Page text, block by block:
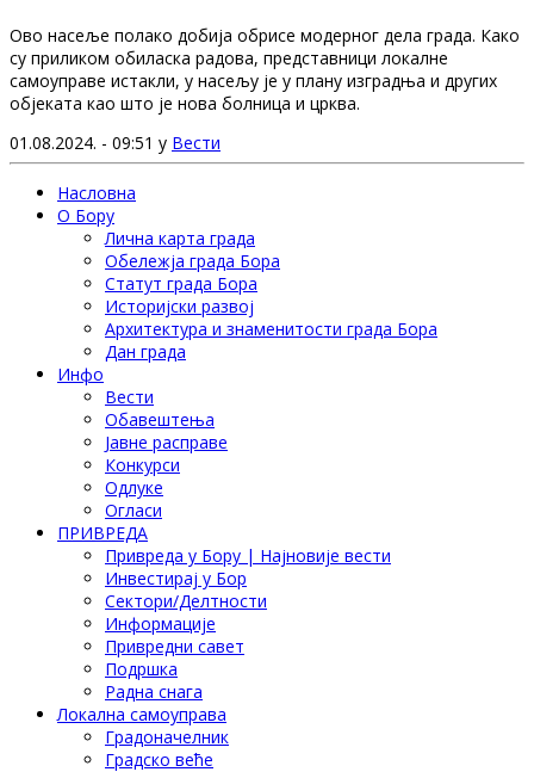
Ово насеље полако добија обрисе модерног дела града. Како
су приликом обиласка радова, представници локалне
самоуправе истакли, у насељу је у плану изградња и других
објеката као што је нова болница и црква.
01.08.2024. - 09:51 у Вести
Насловна
О Бору
Лична карта града
Обележја града Бора
Статут града Бора
Историјски развој
Архитектура и знаменитости града Бора
Дан града
Инфо
Вести
Обавештења
Јавне расправе
Конкурси
Одлуке
Огласи
ПРИВРЕДА
Привреда у Бору | Најновије вести
Инвестирај у Бор
Сектори/Делтности
Информације
Привредни савет
Подршка
Радна снага
Локална самоуправа
Градоначелник
Градско веће